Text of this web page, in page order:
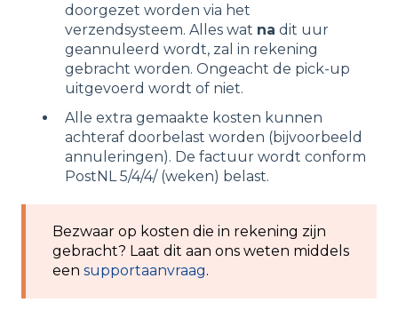
doorgezet worden via het
verzendsysteem. Alles wat na dit uur
geannuleerd wordt, zal in rekening
gebracht worden. Ongeacht de pick-up
uitgevoerd wordt of niet.
Alle extra gemaakte kosten kunnen
achteraf doorbelast worden (bijvoorbeeld
annuleringen). De factuur wordt conform
PostNL 5/4/4/ (weken) belast.
Bezwaar op kosten die in rekening zijn
gebracht? Laat dit aan ons weten middels
een supportaanvraag.